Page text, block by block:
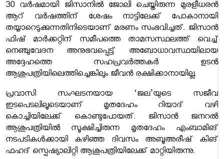
30 വർഷമായി ജിസാനിൽ ജോലി ചെയ്തിരുന്ന മുരളീധരൻ
ആറ് വർഷത്തിന് ശേഷം നാട്ടിലേക്ക് പോകാനായി
തയ്യാറെടുക്കുന്നതിനിടെയാണ് മരണം സംഭവിച്ചത്. ജിസാൻ
ഫിഷ് മാർക്കറ്റിന് സമീപത്തെ താമസസ്ഥലത്ത് വെച്ച്
നെഞ്ചുവേദന അനുഭവപ്പെട്ട് അബോധാവസ്ഥയിലായ
അദ്ദേഹത്തെ സഹപ്രവർത്തകർ ഉടൻ
ആശുപത്രിയിലെത്തിച്ചെങ്കിലും ജീവൻ രക്ഷിക്കാനായില്ല.
പ്രവാസി സംഘടനയായ ‘ജല’യുടെ സജീവ
ഇടപെടലിലൂടെയാണ് മൃതദേഹം റിയാദ് വഴി
കൊച്ചിയിലേക്ക് കൊണ്ടുപോയത്. ജിസാൻ ജനറൽ
ആശുപത്രിയിൽ സൂക്ഷിച്ചിരുന്ന മൃതദേഹം എംബാമിങ്
നടപടികൾക്കായി കഴിഞ്ഞ ദിവസം അബൂഅരീഷ് കിങ്
ഫഹദ് സ്പെഷ്യാലിറ്റി ആശുപത്രിയിലേക്ക് മാറ്റിയിരുന്നു.